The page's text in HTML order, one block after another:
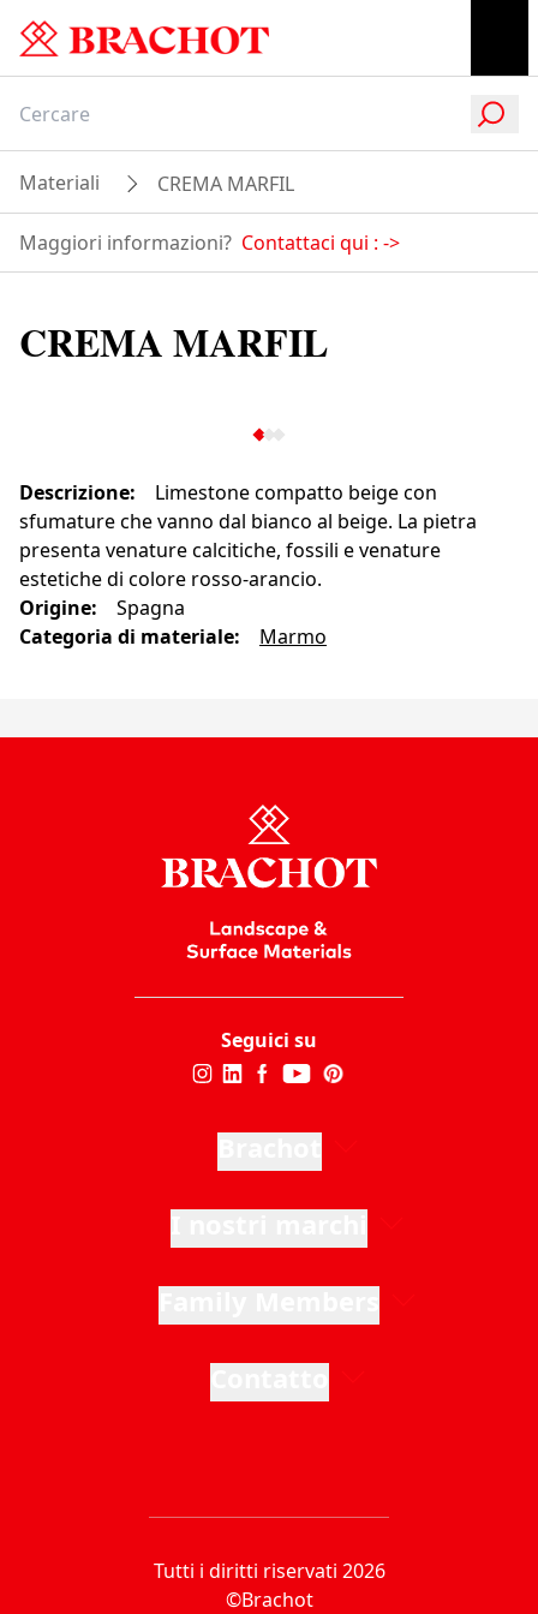
Materiali CREMA MARFIL
Maggiori informazioni? Contattaci qui : ->
CREMA MARFIL
Descrizione:
Limestone compatto beige con
sfumature che vanno dal bianco al beige. La pietra
presenta venature calcitiche, fossili e venature
estetiche di colore rosso-arancio.
Origine:
Spagna
Categoria di materiale: Marmo
Seguici su
Tutti i diritti riservati 2026
©Brachot